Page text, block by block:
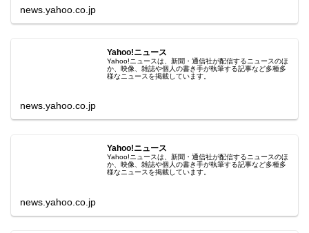
news.yahoo.co.jp
Yahoo!ニュース
Yahoo!ニュースは、新聞・通信社が配信するニュースのほ
か、映像、雑誌や個人の書き手が執筆する記事など多種多
様なニュースを掲載しています。
news.yahoo.co.jp
Yahoo!ニュース
Yahoo!ニュースは、新聞・通信社が配信するニュースのほ
か、映像、雑誌や個人の書き手が執筆する記事など多種多
様なニュースを掲載しています。
news.yahoo.co.jp